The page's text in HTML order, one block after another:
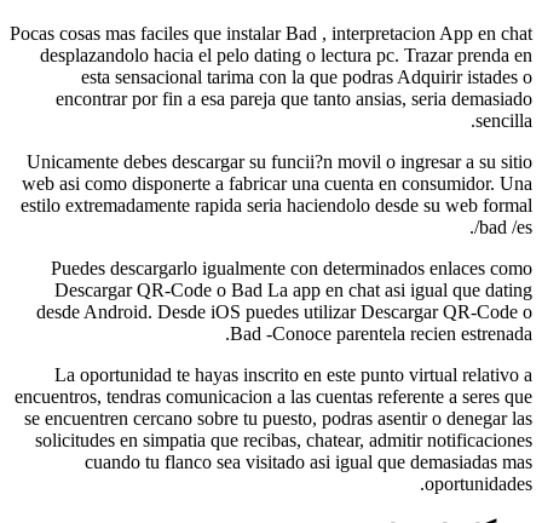
Pocas cosas mas faciles que instalar Bad , interpretacion
desplazandolo hacia el pelo dating o lectura pc. Trazar
esta sensacional tarima con la que podras
encontrar por fin a esa pareja que tanto ansias, seria
Unicamente debes descargar su funcii?n movil o
web asi como disponerte a fabricar una cuenta en
estilo extremadamente rapida seria haciendolo desde su
Puedes descargarlo igualmente con determinados
Descargar QR-Code o Bad La app en chat asi igual
desde Android. Desde iOS puedes utilizar Descargar
Bad -Conoce parentela recien
La oportunidad te hayas inscrito en este punto virtual
encuentros, tendras comunicacion a las cuentas referente a
se encuentren cercano sobre tu puesto, podras asentir o
solicitudes en simpatia que recibas, chatear, admitir
cuando tu flanco sea visitado asi igual que